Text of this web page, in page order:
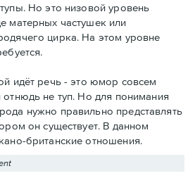
Но это низовой уровень
матерных частушек или
цирка. На этом уровне
идёт речь - это юмор совсем
не туп. Но для понимания
нужно правильно представлять
он существует. В данном
британские отношения.